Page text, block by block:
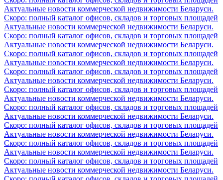
Актуальные новости коммерческой недвижимости Беларуси.
Скоро: полный каталог офисов, складов и торговых площадей
Актуальные новости коммерческой недвижимости Беларуси.
Скоро: полный каталог офисов, складов и торговых площадей
Актуальные новости коммерческой недвижимости Беларуси.
Скоро: полный каталог офисов, складов и торговых площадей
Актуальные новости коммерческой недвижимости Беларуси.
Скоро: полный каталог офисов, складов и торговых площадей
Актуальные новости коммерческой недвижимости Беларуси.
Скоро: полный каталог офисов, складов и торговых площадей
Актуальные новости коммерческой недвижимости Беларуси.
Скоро: полный каталог офисов, складов и торговых площадей
Актуальные новости коммерческой недвижимости Беларуси.
Скоро: полный каталог офисов, складов и торговых площадей
Актуальные новости коммерческой недвижимости Беларуси.
Скоро: полный каталог офисов, складов и торговых площадей
Актуальные новости коммерческой недвижимости Беларуси.
Скоро: полный каталог офисов, складов и торговых площадей
Актуальные новости коммерческой недвижимости Беларуси.